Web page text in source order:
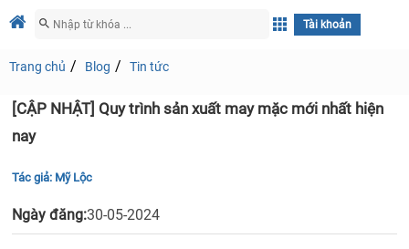
Tài khoản
Trang chủ Blog Tin tức
[CẬP NHẬT] Quy trình sản xuất may mặc mới nhất hiện
nay
Tác giả: Mỹ Lộc
Ngày đăng:30-05-2024